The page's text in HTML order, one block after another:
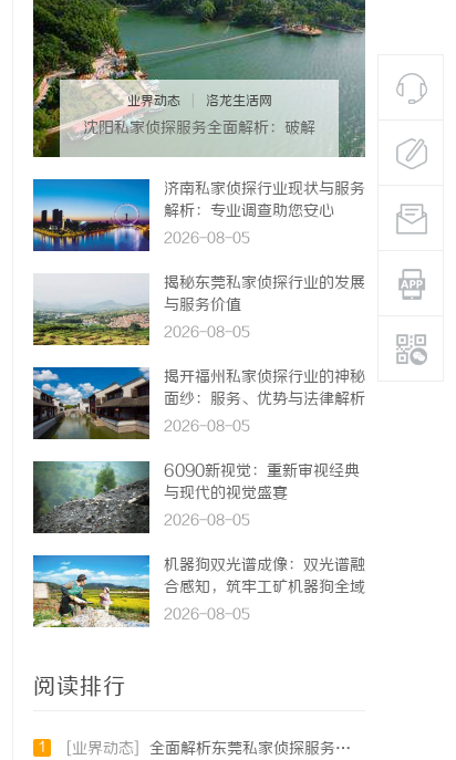
业界动态 洛龙生活网
沈阳私家侦探服务全面解析：破解
济南私家侦探行业现状与服务
解析：专业调查助您安心
2026-08-05
揭秘东莞私家侦探行业的发展
与服务价值
2026-08-05
揭开福州私家侦探行业的神秘
面纱：服务、优势与法律解析
2026-08-05
6090新视觉：重新审视经典
与现代的视觉盛宴
2026-08-05
机器狗双光谱成像：双光谱融
合感知，筑牢工矿机器狗全域
巡检识别能力
2026-08-05
阅读排行
1 [业界动态] 全面解析东莞私家侦探服务：专业侦查助您解决各种疑难问题